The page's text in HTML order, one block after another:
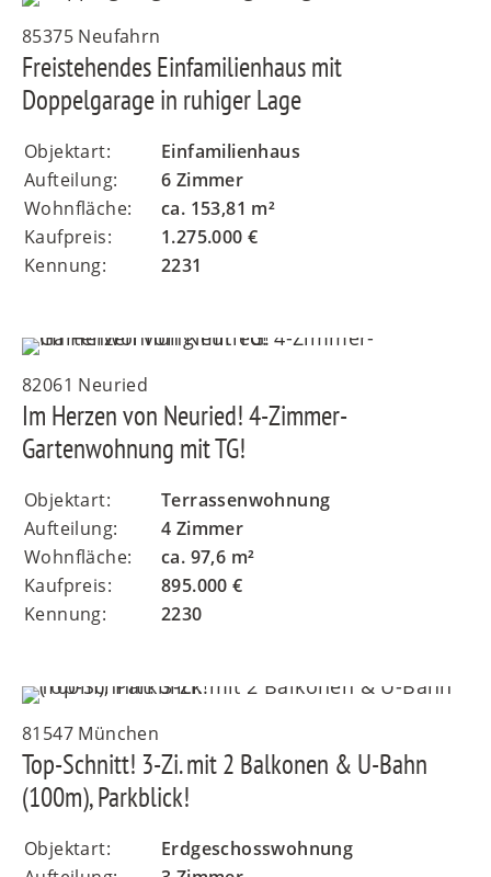
85375 Neufahrn
Freistehendes Einfamilienhaus mit
Doppelgarage in ruhiger Lage
Objektart:
Einfamilienhaus
Aufteilung:
6 Zimmer
Wohnfläche:
ca. 153,81 m²
Kaufpreis:
1.275.000 €
Kennung:
2231
82061 Neuried
Im Herzen von Neuried! 4-Zimmer-
Gartenwohnung mit TG!
Objektart:
Terrassenwohnung
Aufteilung:
4 Zimmer
Wohnfläche:
ca. 97,6 m²
Kaufpreis:
895.000 €
Kennung:
2230
81547 München
Top-Schnitt! 3-Zi. mit 2 Balkonen & U-Bahn
(100m), Parkblick!
Objektart:
Erdgeschosswohnung